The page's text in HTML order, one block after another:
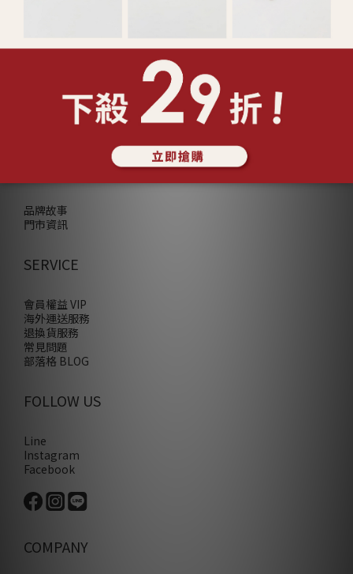
ABOUT Lucy's
品牌故事
門市資訊
SERVICE
會員權益 VIP
海外運送服務
退換貨服務
常見問題
部落格 BLOG
FOLLOW US
Line
Instagram
Facebook
COMPANY